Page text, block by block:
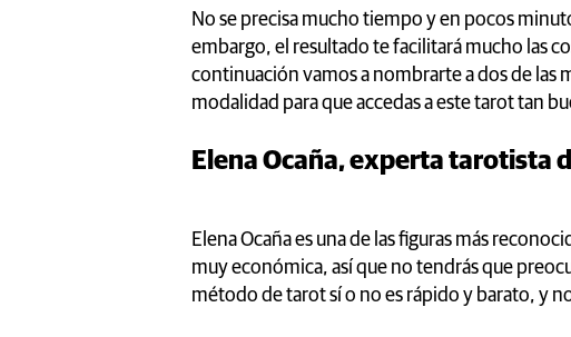
No se precisa mucho tiempo y en pocos
embargo, el resultado te facilitará mucho las
continuación vamos a nombrarte a dos de las
modalidad para que accedas a este tarot tan
Elena Ocaña, experta tarotista
Elena Ocaña es una de las figuras más
muy económica, así que no tendrás que
método de tarot sí o no es rápido y barato, y